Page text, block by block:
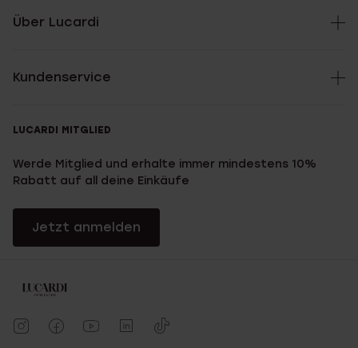
Über Lucardi
Kundenservice
LUCARDI MITGLIED
Werde Mitglied und erhalte immer mindestens 10%
Rabatt auf all deine Einkäufe
Jetzt anmelden